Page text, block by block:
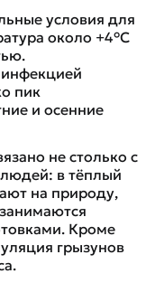
условия для
около +4°C
пик
и осенние
не столько с
в тёплый
на природу,
Кроме
грызунов